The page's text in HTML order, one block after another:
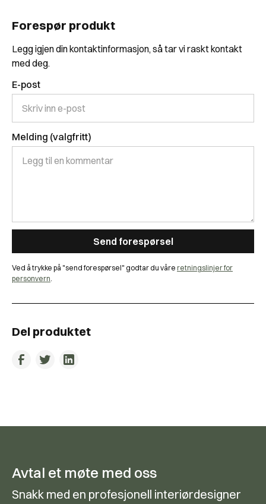
Forespør produkt
Legg igjen din kontaktinformasjon, så tar vi raskt kontakt
med deg.
E-post
Melding (valgfritt)
Ved å trykke på "send forespørsel" godtar du våre retningslinjer for
personvern.
Del produktet
Avtal et møte med oss
Snakk med en profesjonell interiørdesigner